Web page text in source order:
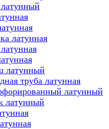
латунная
латунный
труба латунная
латунный
латунный